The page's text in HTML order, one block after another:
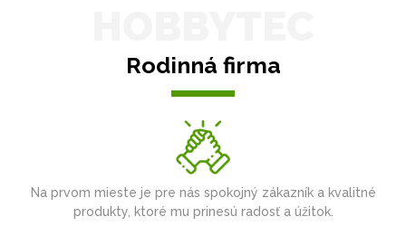
Rodinná firma
Na prvom mieste je pre nás spokojný zákazník a kvalitné
produkty, ktoré mu prinesú radosť a úžitok.